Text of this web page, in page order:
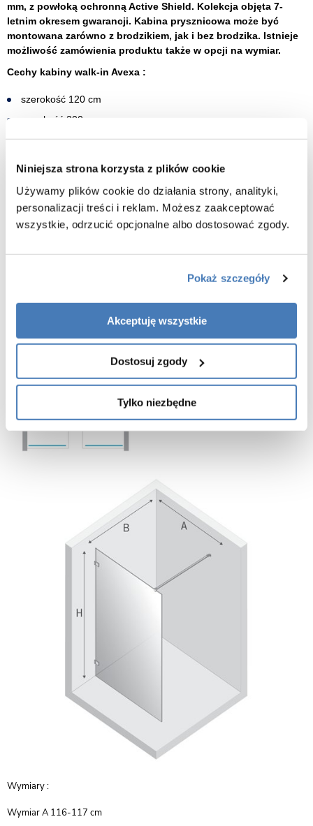
Niniejsza strona korzysta z plików cookie
Używamy plików cookie do działania strony, analityki,
personalizacji treści i reklam. Możesz zaakceptować
wszystkie, odrzucić opcjonalne albo dostosować zgody.
Pokaż szczegóły
Akceptuję wszystkie
Dostosuj zgody
Tylko niezbędne
mm, z powłoką ochronną Active Shield. Kolekcja objęta 7-
letnim okresem gwarancji. Kabina prysznicowa może być
montowana zarówno z brodzikiem, jak i bez brodzika. Istnieje
możliwość zamówienia produktu także w opcji na wymiar.
Cechy kabiny walk-in Avexa :
szerokość 120 cm
wysokość 200 cm
szkło hartowane przeźroczyste grubość 8 mm
osadami z kamienia
montaż prawo lub lewostronny
wspornik oraz profil przyścienny w kolorze stali szczotkowanej
​gwarancja 7 lat
Wymiary :
Wymiar A 116-117 cm